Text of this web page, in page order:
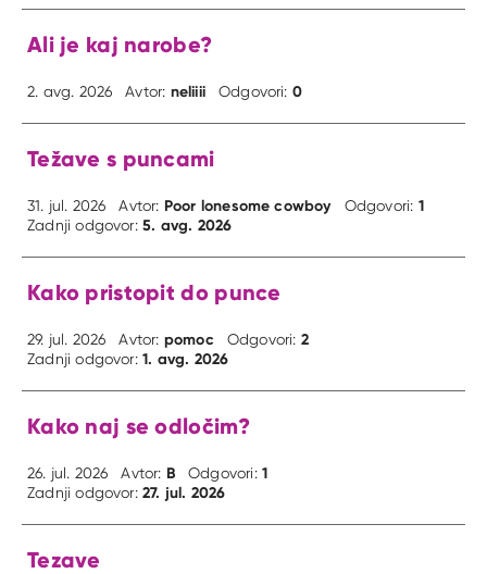
Ali je kaj narobe?
2. avg. 2026 Avtor: neliiii Odgovori: 0
Težave s puncami
31. jul. 2026 Avtor: Poor lonesome cowboy Odgovori: 1
Zadnji odgovor:5. avg. 2026
Kako pristopit do punce
29. jul. 2026 Avtor: pomoc Odgovori: 2
Zadnji odgovor:1. avg. 2026
Kako naj se odločim?
26. jul. 2026 Avtor: B Odgovori: 1
Zadnji odgovor:27. jul. 2026
Tezave